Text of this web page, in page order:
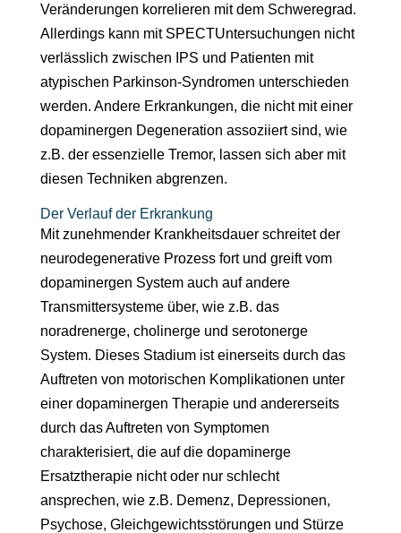
Veränderungen korrelieren mit dem Schweregrad.
Allerdings kann mit SPECTUntersuchungen nicht
verlässlich zwischen IPS und Patienten mit
atypischen Parkinson-Syndromen unterschieden
werden. Andere Erkrankungen, die nicht mit einer
dopaminergen Degeneration assoziiert sind, wie
z.B. der essenzielle Tremor, lassen sich aber mit
diesen Techniken abgrenzen.
Der Verlauf der Erkrankung
Mit zunehmender Krankheitsdauer schreitet der
neurodegenerative Prozess fort und greift vom
dopaminergen System auch auf andere
Transmittersysteme über, wie z.B. das
noradrenerge, cholinerge und serotonerge
System. Dieses Stadium ist einerseits durch das
Auftreten von motorischen Komplikationen unter
einer dopaminergen Therapie und andererseits
durch das Auftreten von Symptomen
charakterisiert, die auf die dopaminerge
Ersatztherapie nicht oder nur schlecht
ansprechen, wie z.B. Demenz, Depressionen,
Psychose, Gleichgewichtsstörungen und Stürze